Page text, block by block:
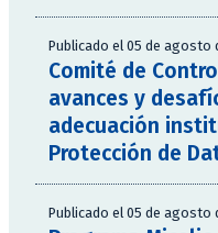
Publicado el 05 de agosto
Comité de
avances y
adecuación
Protección de
Publicado el 05 de agosto